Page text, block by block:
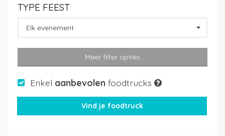
TYPE FEEST
Elk evenement
Meer filter opties
Enkel aanbevolen foodtrucks